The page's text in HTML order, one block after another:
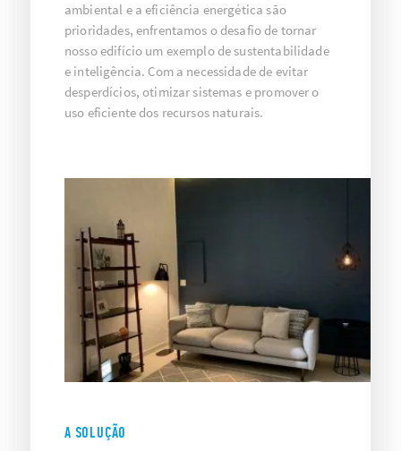
ambiental e a eficiência energética são
prioridades, enfrentamos o desafio de tornar
nosso edifício um exemplo de sustentabilidade
e inteligência. Com a necessidade de evitar
desperdícios, otimizar sistemas e promover o
uso eficiente dos recursos naturais.
A SOLUÇÃO